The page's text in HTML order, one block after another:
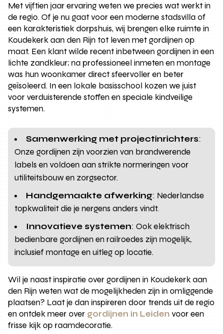
Met vijftien jaar ervaring weten we precies wat werkt in
de regio. Of je nu gaat voor een moderne stadsvilla of
een karakteristiek dorpshuis, wij brengen elke ruimte in
Koudekerk aan den Rijn tot leven met gordijnen op
maat. Een klant wilde recent inbetween gordijnen in een
lichte zandkleur; na professioneel inmeten en montage
was hun woonkamer direct sfeervoller en beter
geïsoleerd. In een lokale basisschool kozen we juist
voor verduisterende stoffen en speciale kindveilige
systemen.
Samenwerking met projectinrichters:
Onze gordijnen zijn voorzien van brandwerende
labels en voldoen aan strikte normeringen voor
utiliteitsbouw en zorgsector.
Handgemaakte afwerking: Nederlandse
topkwaliteit die je nergens anders vindt.
Innovatieve systemen: Ook elektrisch
bedienbare gordijnen en railroedes zijn mogelijk,
inclusief montage en uitleg op locatie.
Wil je naast inspiratie over gordijnen in Koudekerk aan
den Rijn weten wat de mogelijkheden zijn in omliggende
plaatsen? Laat je dan inspireren door trends uit de regio
en ontdek meer over gordijnen in Leiden voor een
frisse kijk op raamdecoratie.